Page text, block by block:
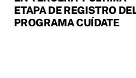
ETAPA DE REGISTRO
PROGRAMA CUÍDATE